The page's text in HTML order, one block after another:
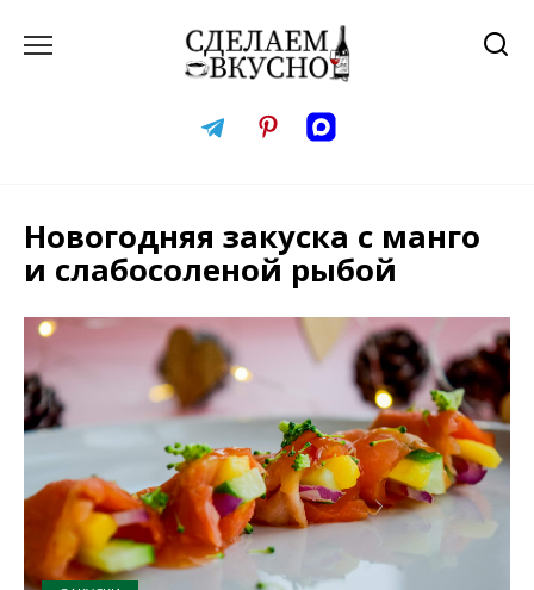
Новогодняя закуска с манго
и слабосоленой рыбой